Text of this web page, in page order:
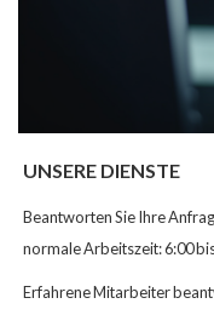
UNSERE DIENSTE
Beantworten Sie Ihre
normale Arbeitszeit: 6:00
Erfahrene Mitarbeiter